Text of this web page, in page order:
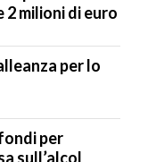
milioni di euro
per lo
per
sull’alcol